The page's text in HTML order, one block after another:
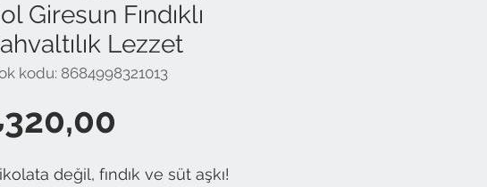
Giresun Fındıklı
Lezzet
kodu: 8684998321013
değil, fındık ve süt aşkı!